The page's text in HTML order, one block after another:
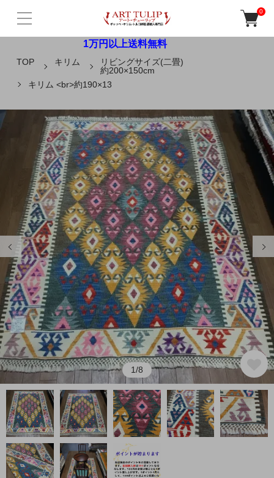
1万円以上送料無料
0
TOP キリム
リビングサイズ(二畳)
約200×150cm
キリム <br>約190×13
1/8